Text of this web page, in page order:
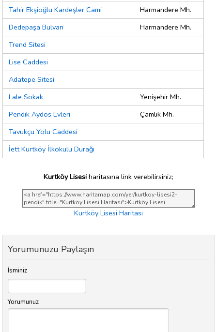
Tahir Ekşioğlu Kardeşler Cami
Harmandere Mh.
Dedepaşa Bulvarı
Harmandere Mh.
Trend Sitesi
Lise Caddesi
Adatepe Sitesi
Lale Sokak
Yenişehir Mh.
Pendik Aydos Evleri
Çamlık Mh.
Tavukçu Yolu Caddesi
İett Kurtköy İlkokulu Durağı
Kurtköy Lisesi haritasına link verebilirsiniz;
Kurtköy Lisesi Haritası
Yorumunuzu Paylaşın
İsminiz
Yorumunuz